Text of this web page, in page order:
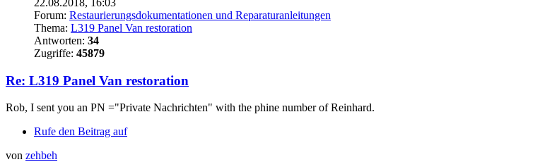
Forum: Restaurierungsdokumentationen und Reparaturanleitungen
Thema: L319 Panel Van restoration
Antworten: 34
Zugriffe: 45879
Re: L319 Panel Van restoration
Rob, I sent you an PN ="Private Nachrichten" with the phine number of Reinhard.
Rufe den Beitrag auf
von zehbeh